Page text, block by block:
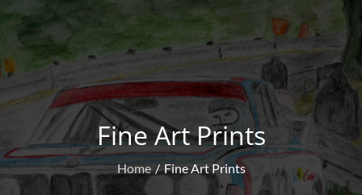
Fine Art Prints
Home Fine Art Prints